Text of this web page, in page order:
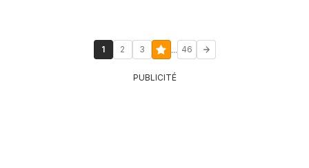
1 2 3 ... 46
PUBLICITÉ